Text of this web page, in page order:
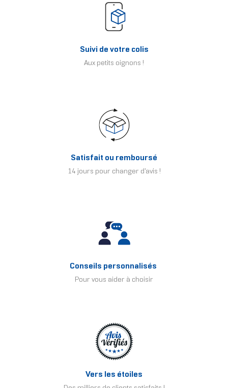
Suivi de votre colis
Aux petits oignons !
Satisfait ou remboursé
14 jours pour changer d'avis !
Conseils personnalisés
Pour vous aider à choisir
Vers les étoiles